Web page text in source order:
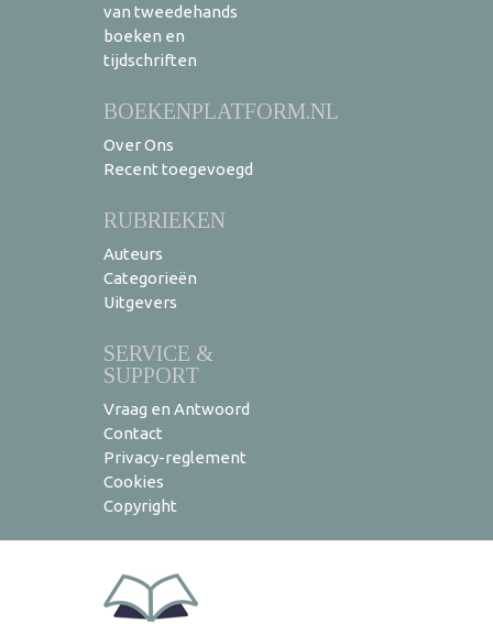
van tweedehands
boeken en
tijdschriften
BOEKENPLATFORM.NL
Over Ons
Recent toegevoegd
RUBRIEKEN
Auteurs
Categorieën
Uitgevers
SERVICE &
SUPPORT
Vraag en Antwoord
Contact
Privacy-reglement
Cookies
Copyright